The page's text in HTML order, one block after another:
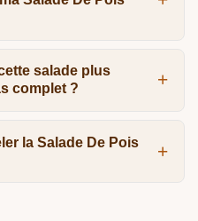
salade plus
complet ?
la Salade De Pois